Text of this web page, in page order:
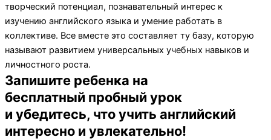
творческий потенциал, познавательный интерес к
изучению английского языка и умение работать в
коллективе. Все вместе это составляет ту базу, которую
называют развитием универсальных учебных навыков и
личностного роста.
Запишите ребенка на
бесплатный пробный урок
и убедитесь, что учить английский
интересно и увлекательно!